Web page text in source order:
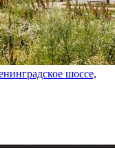
шоссе,